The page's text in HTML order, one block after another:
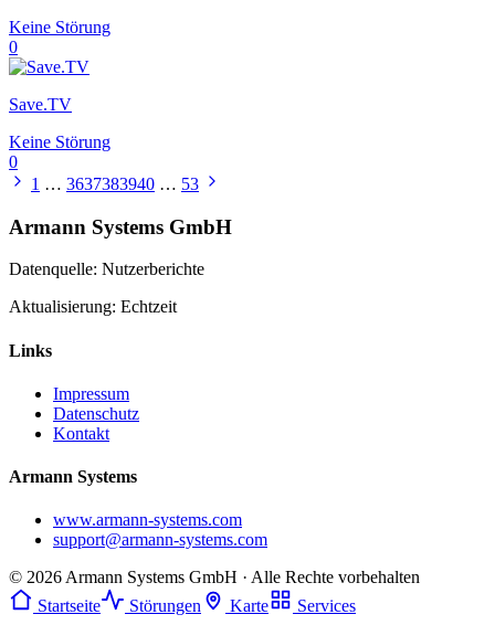
Keine Störung
0
Save.TV
Keine Störung
0
1 … 3637383940 … 53
Armann Systems GmbH
Datenquelle: Nutzerberichte
Aktualisierung: Echtzeit
Links
Impressum
Datenschutz
Kontakt
Armann Systems
www.armann-systems.com
support@armann-systems.com
© 2026 Armann Systems GmbH · Alle Rechte vorbehalten
Startseite
Störungen Karte Services